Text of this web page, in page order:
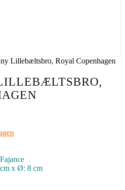
Lillebæltsbro, Royal Copenhagen
x Ø: 8 cm